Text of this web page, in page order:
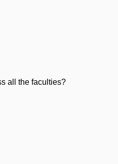
all the faculties?